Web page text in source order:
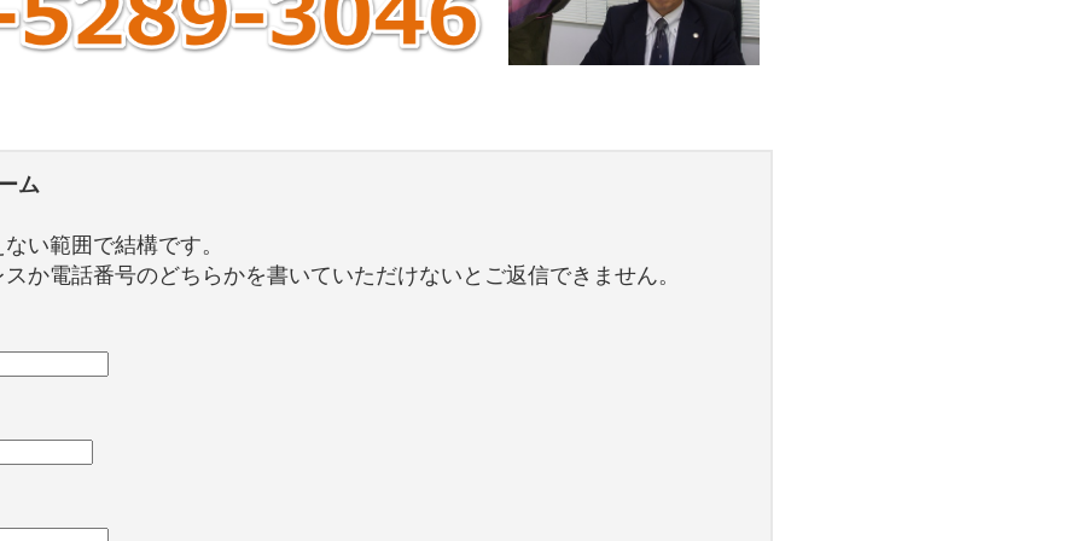
ム
い範囲で結構です。
か電話番号のどちらかを書いていただけないとご返信できません。